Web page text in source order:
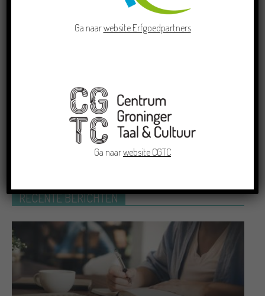
Schriefwedstried 2026
Crowdfunding voor bijzonder
kinderboek met Groningse liedjes en
verhalen
RECENTE BERICHTEN
Ga naarwebsite Erfgoedpartners
Ga naarwebsite CGTC